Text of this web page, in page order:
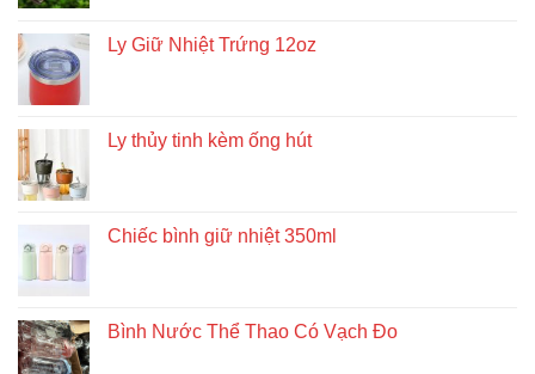
Ly Giữ Nhiệt Trứng 12oz
Ly thủy tinh kèm ống hút
Chiếc bình giữ nhiệt 350ml
Bình Nước Thể Thao Có Vạch Đo